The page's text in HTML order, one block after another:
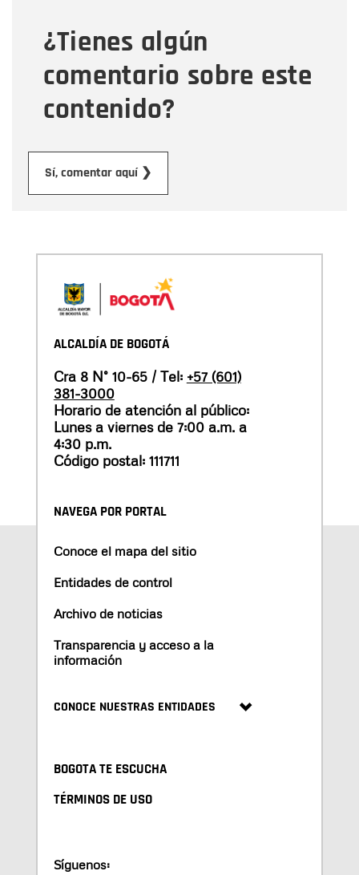
¿Tienes algún
comentario sobre este
contenido?
Sí, comentar aquí ❯
Mensaje
ALCALDÍA DE BOGOTÁ
Cra 8 N° 10-65 / Tel: +57 (601)
381-3000
Horario de atención al público:
Lunes a viernes de 7:00 a.m. a
4:30 p.m.
Código postal: 111711
NAVEGA POR PORTAL
Conoce el mapa del sitio
Entidades de control
Archivo de noticias
Transparencia y acceso a la
información
CONOCE NUESTRAS ENTIDADES
BOGOTA TE ESCUCHA
TÉRMINOS DE USO
Síguenos: